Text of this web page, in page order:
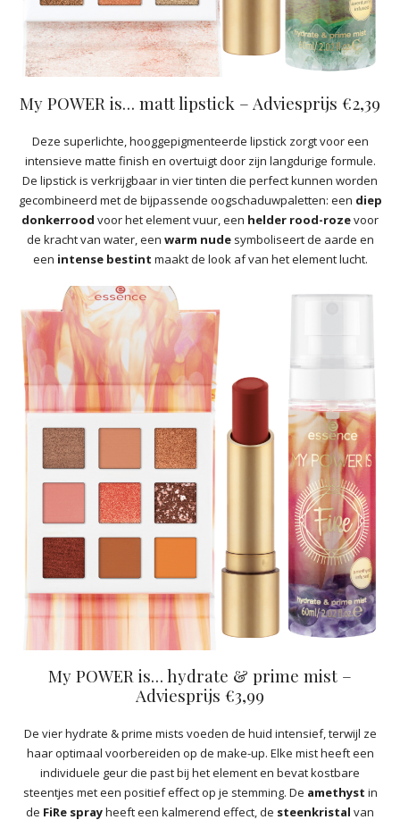
My POWER is… matt lipstick – Adviesprijs €2,39
Deze superlichte, hooggepigmenteerde lipstick zorgt voor een
intensieve matte finish en overtuigt door zijn langdurige formule.
De lipstick is verkrijgbaar in vier tinten die perfect kunnen worden
gecombineerd met de bijpassende oogschaduwpaletten: een diep
donkerrood voor het element vuur, een helder rood-rozevoor
de kracht van water, een warm nudesymboliseert de aarde en
een intense bestint maakt de look af van het element lucht.
My POWER is… hydrate & prime mist –
Adviesprijs €3,99
De vier hydrate & prime mists voeden de huid intensief, terwijl ze
haar optimaal voorbereiden op de make-up. Elke mist heeft een
individuele geur die past bij het element en bevat kostbare
steentjes met een positief effect op je stemming. De amethyst in
de FiRe sprayheeft een kalmerend effect, de steenkristal van